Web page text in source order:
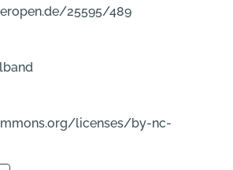
25595/489
licenses/by-nc-